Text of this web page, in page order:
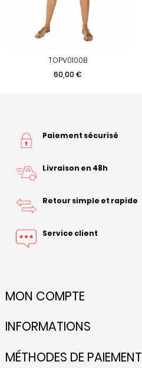
TOPV0100B
Prix
60,00 €
Paiement sécurisé
Livraison en 48h
Retour simple et rapide
Service client
MON COMPTE
INFORMATIONS
MÉTHODES DE PAIEMENT